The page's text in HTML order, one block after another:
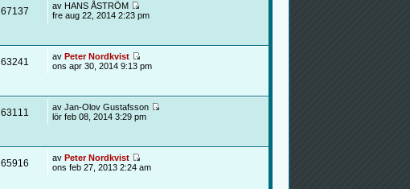
67137
av HANS ÅSTRÖM
fre aug 22, 2014 2:23 pm
63241 av Peter Nordkvist
ons apr 30, 2014 9:13 pm
63111
av Jan-Olov Gustafsson
lör feb 08, 2014 3:29 pm
65916 av Peter Nordkvist
ons feb 27, 2013 2:24 am